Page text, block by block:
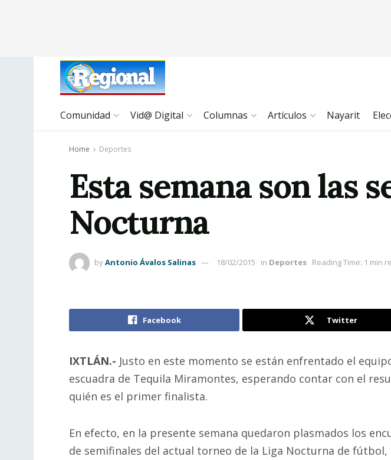
Comunidad Vid@ Digital Columnas Artículos Nayarit
Home Deportes
Esta semana son las
Nocturna
byAntonio Ávalos Salinas 18/02/2015 in Deportes Reading Time: 1 min
Facebook Twitter
IXTLÁN.- Justo en este momento se están enfrentado el
escuadra de Tequila Miramontes, esperando contar con el
quién es el primer finalista.
En efecto, en la presente semana quedaron plasmados los
de semifinales del actual torneo de la Liga Nocturna de fútbol,